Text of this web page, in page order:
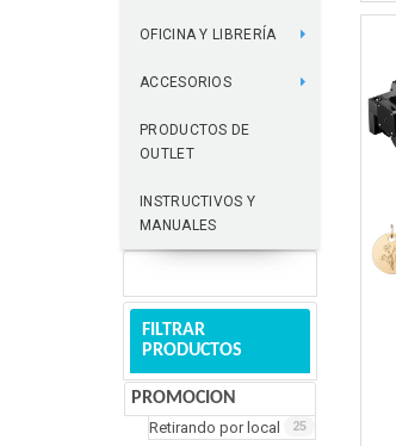
OFICINA Y LIBRERÍA
ACCESORIOS
PRODUCTOS DE
OUTLET
INSTRUCTIVOS Y
MANUALES
FILTRAR
PRODUCTOS
PROMOCION
Retirando por local 25